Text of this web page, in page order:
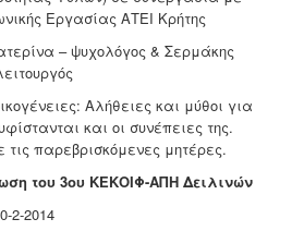
Εργασίας ΑΤΕΙ Κρήτης
– ψυχολόγος & Σερμάκης
Αλήθειες και μύθοι για
και οι συνέπειες της.
τις παρεβρισκόμενες μητέρες.
του 3ου ΚΕΚΟΙΦ-ΑΠΗ Δειλινών
2-2014